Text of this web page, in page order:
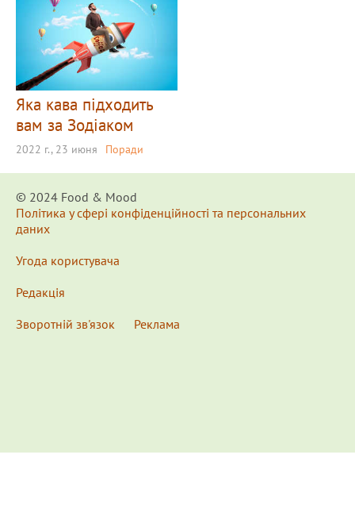
Яка кава підходить
вам за Зодіаком
2022 г., 23 июня Поради
© 2024 Food & Мood
Політика у сфері конфіденційності та персональних
даних
Угода користувача
Редакція
Зворотній зв'язок
Реклама